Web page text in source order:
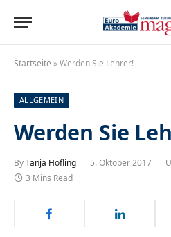
Startseite »Werden Sie Lehrer!
ALLGEMEIN
Werden Sie
ByTanja Höfling 5. Oktober 2017
3 Mins Read